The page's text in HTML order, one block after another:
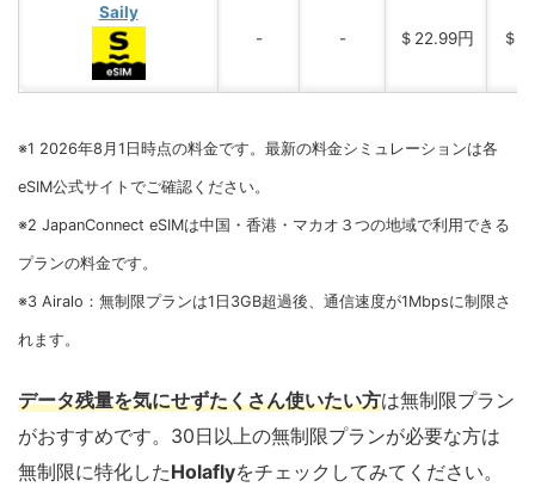
Saily
-
- ＄22.99円 ＄
※1 2026年8月1日時点の料金です。最新の料金シミュレーションは各
eSIM公式サイトでご確認ください。
※2 JapanConnect eSIMは中国・香港・マカオ３つの地域で利用できる
プランの料金です。
※3 Airalo：無制限プランは1日3GB超過後、通信速度が1Mbpsに制限さ
れます。
データ残量を気にせずたくさん使いたい方は無制限プラン
がおすすめです。30日以上の無制限プランが必要な方は
無制限に特化したHolaflyをチェックしてみてください。